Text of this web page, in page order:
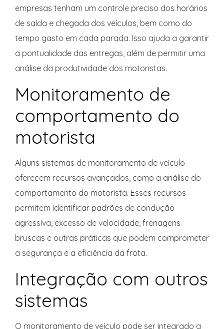
empresas tenham um controle preciso dos horários
de saída e chegada dos veículos, bem como do
tempo gasto em cada parada. Isso ajuda a garantir
a pontualidade das entregas, além de permitir uma
análise da produtividade dos motoristas.
Monitoramento de
comportamento do
motorista
Alguns sistemas de monitoramento de veículo
oferecem recursos avançados, como a análise do
comportamento do motorista. Esses recursos
permitem identificar padrões de condução
agressiva, excesso de velocidade, frenagens
bruscas e outras práticas que podem comprometer
a segurança e a eficiência da frota.
Integração com outros
sistemas
O monitoramento de veículo pode ser integrado a